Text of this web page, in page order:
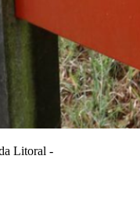
Litoral -